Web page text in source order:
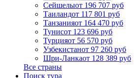
Сейшелыот 196 707 руб
Таиландот 117 801 руб
Танзанияот 164 470 руб
Тунисот 123 696 руб
Турцияот 56 570 руб
Узбекистанот 97 260 руб
Шри-Ланкаот 128 389 руб
Все страны
Поиск тура